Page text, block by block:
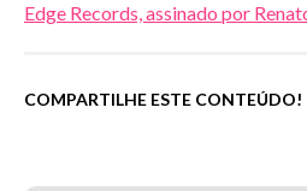
Edge Records, assinado por
COMPARTILHE ESTE CONTEÚDO!